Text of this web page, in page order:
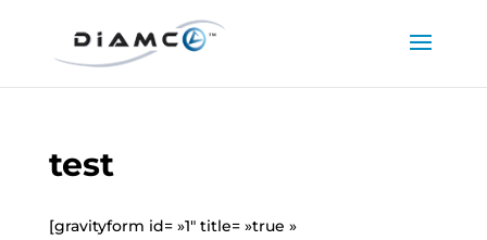
test
[gravityform id= »1″ title= »true »